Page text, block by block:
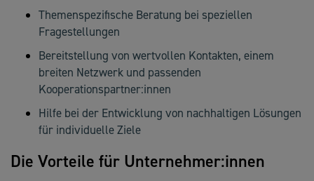
Themenspezifische Beratung bei speziellen
Fragestellungen
Bereitstellung von wertvollen Kontakten, einem
breiten Netzwerk und passenden
Kooperationspartner:innen
Hilfe bei der Entwicklung von nachhaltigen Lösungen
für individuelle Ziele
Die Vorteile für Unternehmer:innen